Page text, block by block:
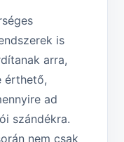
is
arra,
érthető,
ad
szándékra.
nem csak